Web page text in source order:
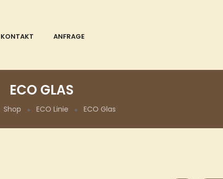
KONTAKT ANFRAGE
ECO GLAS
Shop ECO Linie ECO Glas